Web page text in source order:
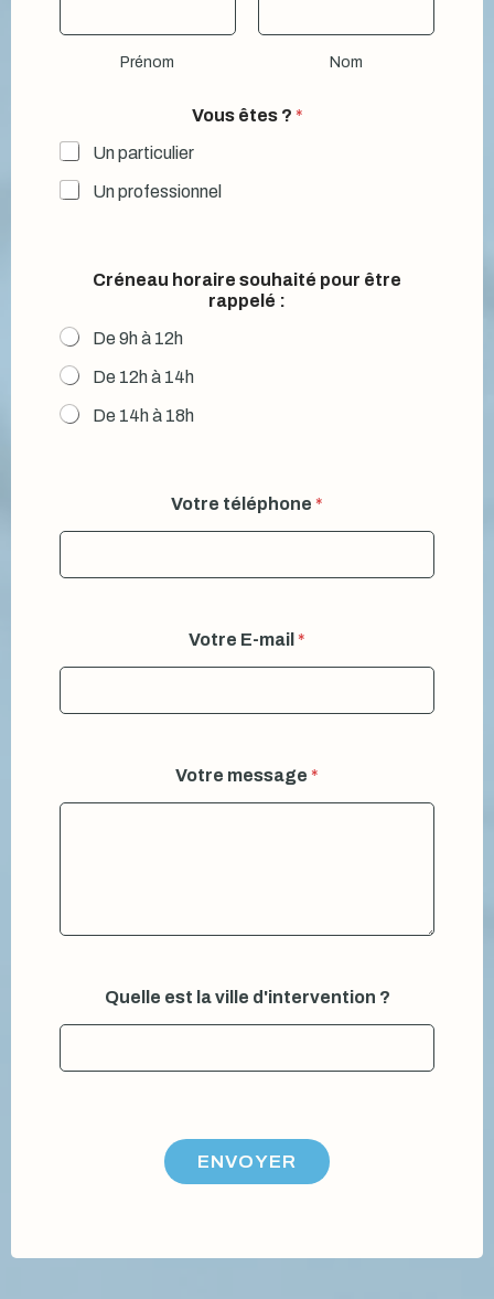
Prénom Nom
Vous êtes ? *
Un particulier
Un professionnel
Créneau horaire souhaité pour être
rappelé :
De 9h à 12h
De 12h à 14h
De 14h à 18h
Votre téléphone *
Votre E-mail *
Votre message *
p
r
r
e
Quelle est la ville d'intervention ?
ENVOYER